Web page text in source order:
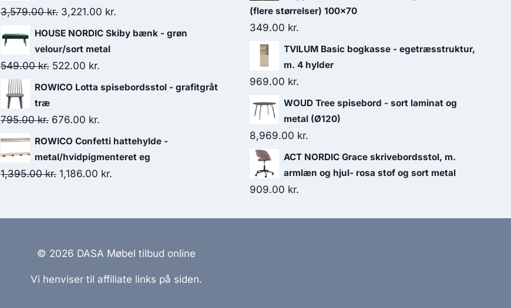
3,579.00kr. 3,221.00 kr.
HOUSE NORDIC Skiby bænk - grøn
velour/sort metal
549.00kr. 522.00 kr.
ROWICO Lotta spisebordsstol - grafitgråt
træ
795.00kr. 676.00 kr.
ROWICO Confetti hattehylde -
metal/hvidpigmenteret eg
1,395.00kr. 1,186.00 kr.
(flere størrelser) 100x70
349.00 kr.
TVILUM Basic bogkasse - egetræsstruktur,
m. 4 hylder
969.00 kr.
WOUD Tree spisebord - sort laminat og
metal (Ø120)
8,969.00 kr.
ACT NORDIC Grace skrivebordsstol, m.
armlæn og hjul- rosa stof og sort metal
909.00 kr.
© 2026 DASA Møbel tilbud online
Vi henviser til affiliate links på siden.